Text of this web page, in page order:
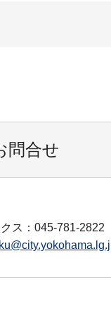
問合せ
ス：045-781-2822